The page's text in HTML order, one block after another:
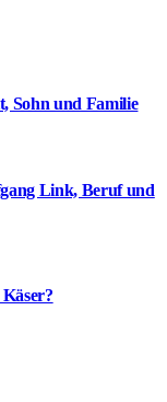
Sohn und Familie
Link, Beruf und